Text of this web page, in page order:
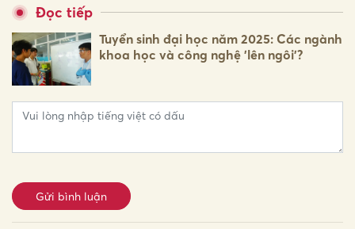
Đọc tiếp
Tuyển sinh đại học năm 2025: Các ngành
khoa học và công nghệ 'lên ngôi'?
Gửi bình luận